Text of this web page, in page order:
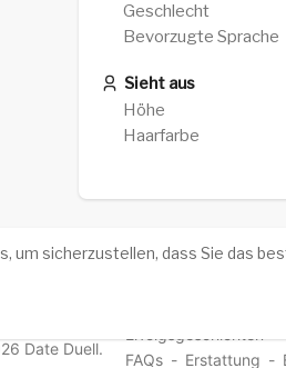
um sicherzustellen, dass Sie das
Geschlecht
Bevorzugte Sprache
Sieht aus
Höhe
Haarfarbe
Date Duell.
FAQs - Erstattung -